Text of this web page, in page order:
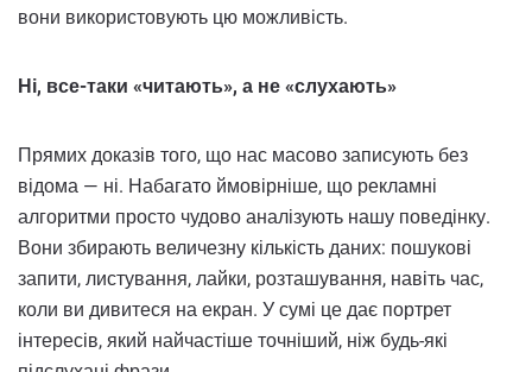
вони використовують цю можливість.
Ні, все-таки «читають», а не «слухають»
Прямих доказів того, що нас масово записують без
відома — ні. Набагато ймовірніше, що рекламні
алгоритми просто чудово аналізують нашу поведінку.
Вони збирають величезну кількість даних: пошукові
запити, листування, лайки, розташування, навіть час,
коли ви дивитеся на екран. У сумі це дає портрет
інтересів, який найчастіше точніший, ніж будь-які